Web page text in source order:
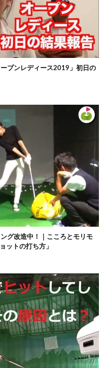
プンレディース2019」初日の
グ改造中！｜こころとモリモ
ットの打ち方」